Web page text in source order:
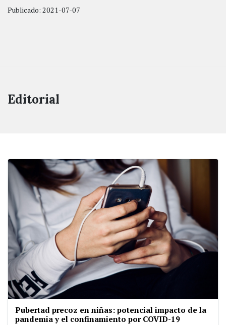
Publicado: 2021-07-07
Editorial
Pubertad precoz en niñas: potencial impacto de la
pandemia y el confinamiento por COVID-19